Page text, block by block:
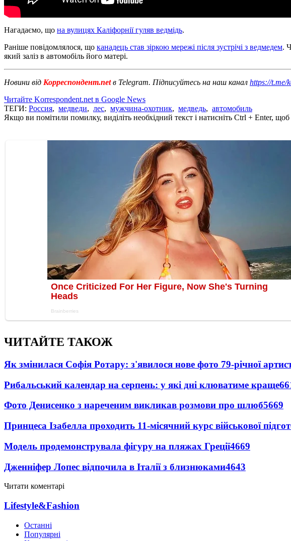
Нагадаємо, що на вулицях Каліфорнії гуляв ведмідь.
Раніше повідомлялося, що канадець став зіркою мережі після зустрічі з ведмедем.
який заліз в автомобіль його матері.
Новини від Корреспондент.netв Telegram. Підписуйтесь на наш канал https://t.me/
Читайте Korrespondent.net в Google News
ТЕГИ: Россия, медведи, лес, мужчина-охотник, медведь, автомобиль
Якщо ви помітили помилку, виділіть необхідний текст і натисніть Ctrl + Enter,
ЧИТАЙТЕ ТАКОЖ
Як змінилася Софія Ротару: з'явилося нове фото 79-річної
Рибальський календар на серпень: у які дні клюватиме краще
Фото Денисенко з нареченим викликав розмови про шлюб5669
Принцеса Ізабелла проходить 11-місячний курс військової
Модель продемонструвала фігуру на пляжах Греції4669
Дженніфер Лопес відпочила в Італії з близнюками4643
Читати коментарі
Lifestyle&Fashion
Останні
Популярні